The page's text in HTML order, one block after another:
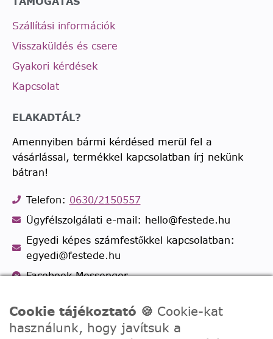
Szállítási információk
Visszaküldés és csere
Gyakori kérdések
Kapcsolat
ELAKADTÁL?
Amennyiben bármi kérdésed merül fel a
vásárlással, termékkel kapcsolatban írj nekünk
bátran!
Telefon: 0630/2150557
Ügyfélszolgálati e-mail: hello@festede.hu
Egyedi képes számfestőkkel kapcsolatban:
egyedi@festede.hu
Facebook Messenger
Cookie tájékoztató 🍪 Cookie-kat
használunk, hogy javítsuk a